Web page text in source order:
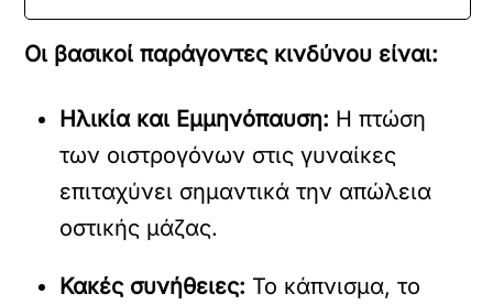
Οι βασικοί παράγοντες κινδύνου είναι:
Ηλικία και Εμμηνόπαυση: Η πτώση
των οιστρογόνων στις γυναίκες
επιταχύνει σημαντικά την απώλεια
οστικής μάζας.
Κακές συνήθειες: Το κάπνισμα, το